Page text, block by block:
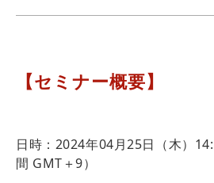
【セミナー概要】
日時：2024年04月25日（木）
間 GMT＋9）